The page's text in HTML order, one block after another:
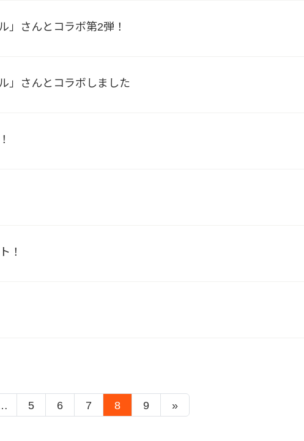
」さんとコラボ第2弾！
」さんとコラボしました
！
5 6 7 8 9 »